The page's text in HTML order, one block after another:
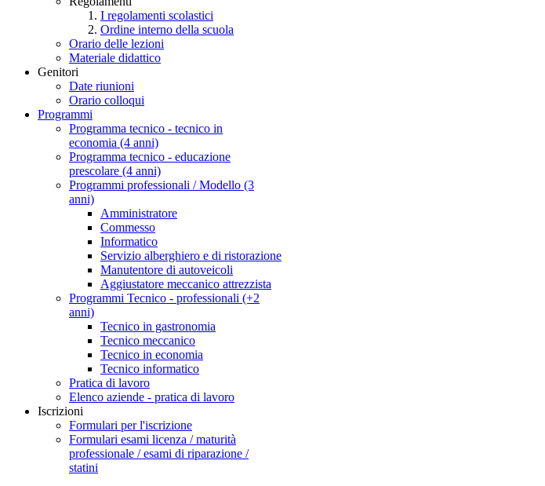
I regolamenti scolastici
Ordine interno della scuola
Orario delle lezioni
Materiale didattico
Genitori
Date riunioni
Orario colloqui
Programmi
Programma tecnico - tecnico in
economia (4 anni)
Programma tecnico - educazione
prescolare (4 anni)
Programmi professionali / Modello (3
anni)
Amministratore
Commesso
Informatico
Servizio alberghiero e di ristorazione
Manutentore di autoveicoli
Aggiustatore meccanico attrezzista
Programmi Tecnico - professionali (+2
anni)
Tecnico in gastronomia
Tecnico meccanico
Tecnico in economia
Tecnico informatico
Pratica di lavoro
Elenco aziende - pratica di lavoro
Iscrizioni
Formulari per l'iscrizione
Formulari esami licenza / maturità
professionale / esami di riparazione /
statini